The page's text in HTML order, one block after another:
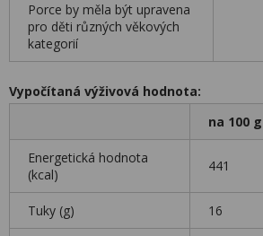
Porce by měla být upravena
pro děti různých věkových
kategorií
Vypočítaná výživová hodnota:
na 100 g
Energetická hodnota
(kcal)
441
Tuky (g) 16